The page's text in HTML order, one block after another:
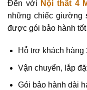
Đến với Nội thất 4
những chiếc giường
được gói bảo hành
Hỗ trợ khách hàng
Vận chuyển, lắp
Gói bảo hành dài